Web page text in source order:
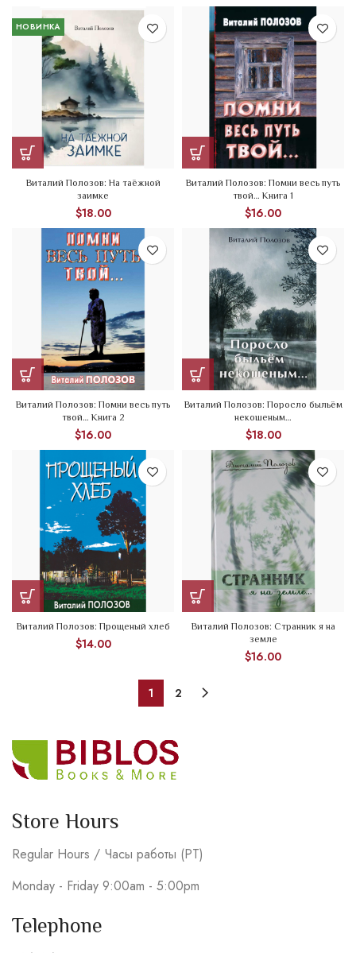
НОВИНКА
Виталий Полозов: На таёжной
заимке
$18.00
Виталий Полозов: Помни весь путь
твой… Книга 1
$16.00
Виталий Полозов: Помни весь путь
твой… Книга 2
$16.00
Виталий Полозов: Поросло быльём
некошеным…
$18.00
Виталий Полозов: Прощеный хлеб
$14.00
Виталий Полозов: Странник я на
земле
$16.00
1 2
Store Hours
Regular Hours / Часы работы (PT)
Monday - Friday 9:00am - 5:00pm
Telephone